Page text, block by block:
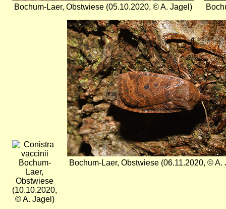
Bochum-Laer, Obstwiese (05.10.2020, © A. Jagel)
Bild
Bochum-
Laer,
Obstwiese
(10.10.2020,
© A. Jagel)
Bild
Bochum-Laer, Obstwiese (06.11.2020, © A.